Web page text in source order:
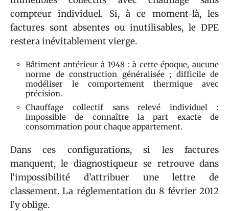
compteur individuel. Si, à ce moment-là, les
factures sont absentes ou inutilisables, le DPE
restera inévitablement vierge.
Bâtiment antérieur à 1948 : à cette époque, aucune
norme de construction généralisée ; difficile de
modéliser le comportement thermique avec
précision.
Chauffage collectif sans relevé individuel :
impossible de connaître la part exacte de
consommation pour chaque appartement.
Dans ces configurations, si les factures
manquent, le diagnostiqueur se retrouve dans
l’impossibilité d’attribuer une lettre de
classement. La réglementation du 8 février 2012
l’y oblige.